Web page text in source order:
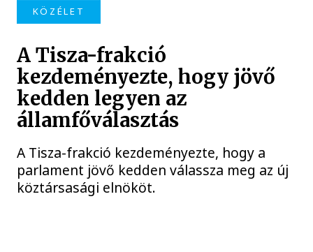
KÖZÉLET
A Tisza-frakció
kezdeményezte, hogy jövő
kedden legyen az
államfőválasztás
A Tisza-frakció kezdeményezte, hogy a
parlament jövő kedden válassza meg az új
köztársasági elnököt.